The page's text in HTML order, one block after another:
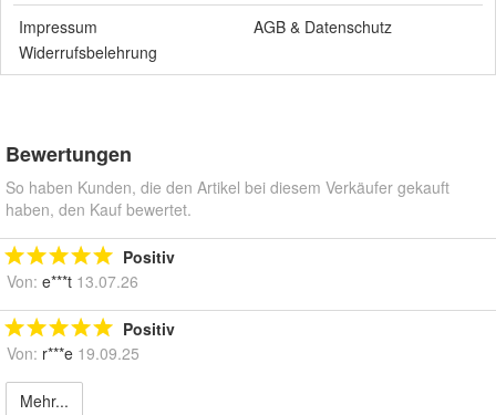
Impressum
AGB & Datenschutz
Widerrufsbelehrung
Bewertungen
So haben Kunden, die den Artikel bei diesem Verkäufer gekauft
haben, den Kauf bewertet.
Positiv
Von: e***t 13.07.26
Positiv
Von: r***e 19.09.25
Mehr...